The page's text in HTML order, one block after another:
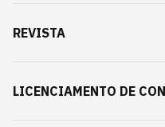
REVISTA
LICENCIAMENTO DE